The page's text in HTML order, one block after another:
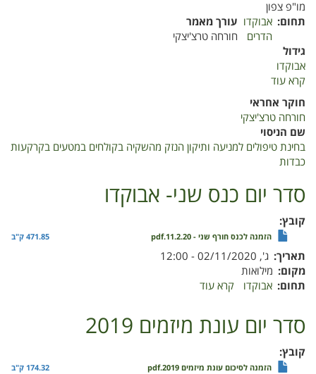
מו"פ צפון
תחום
אבוקדו
הדרים
עורך מאמר
חורחה טרצ'יצקי
גידול
אבוקדו
קרא עוד
שנתי
למדער
19
בקרקעות
חוקר אחראי
חורחה טרצ'יצקי
שם הניסוי
בחינת טיפולים למניעה ותיקון הנזק מהשקיה בקולחים במטעים בקרקעות
כבדות
סדר יום כנס שני- אבוקדו
קובץ
הזמנה לכנס חורף שני - 11.2.20.pdf 471.85 ק"ב
תאריך ג', 02/11/2020 - 12:00
מקום מילואות
תחום אבוקדו קרא עוד
כנס
סדר יום עונת מיזמים 2019
קובץ
הזמנה לסיכום עונת מיזמים 2019.pdf 174.32 ק"ב